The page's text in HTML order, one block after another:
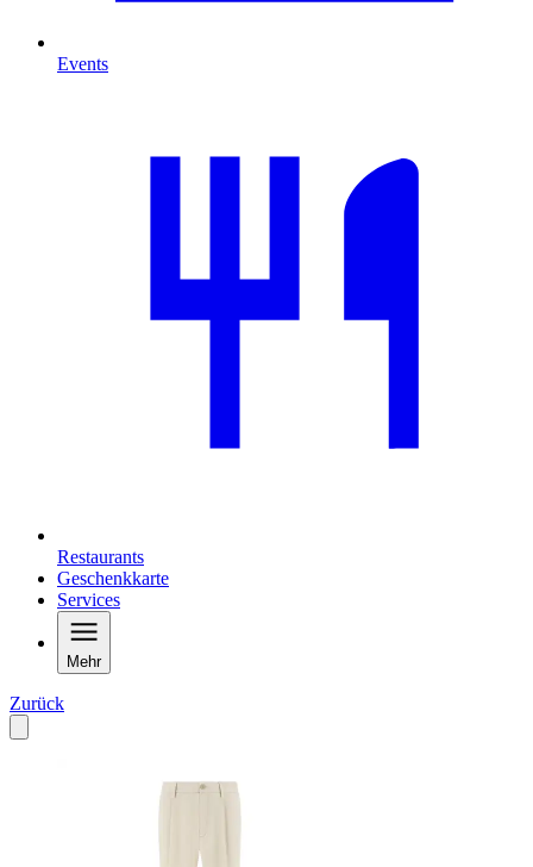
Events
Restaurants
Geschenkkarte
Services
Mehr
Zurück